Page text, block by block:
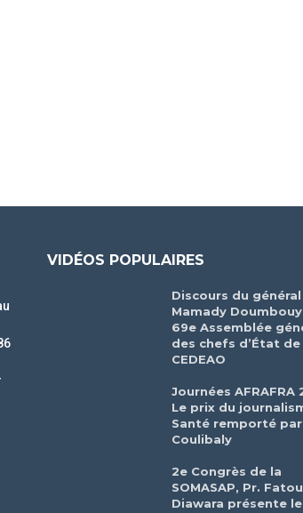
VIDÉOS POPULAIRES
Discours du général
Mamady
69e Assemblée
des chefs d’État de
CEDEAO
Journées AFRAFRA
Le prix du
Santé remporté par
Coulibaly
2e Congrès de la
SOMASAP, Pr. Fatou
Diawara présente